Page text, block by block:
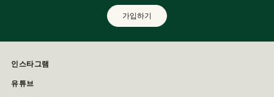
가입하기
인스타그램
유튜브